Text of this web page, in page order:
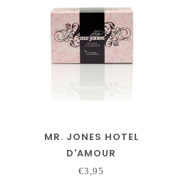
MR. JONES HOTEL
D'AMOUR
€3,95